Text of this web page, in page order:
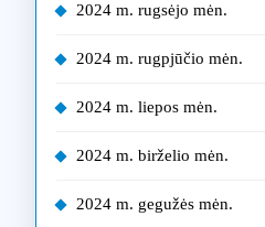
2024 m. rugsėjo mėn.
2024 m. rugpjūčio mėn.
2024 m. liepos mėn.
2024 m. birželio mėn.
2024 m. gegužės mėn.